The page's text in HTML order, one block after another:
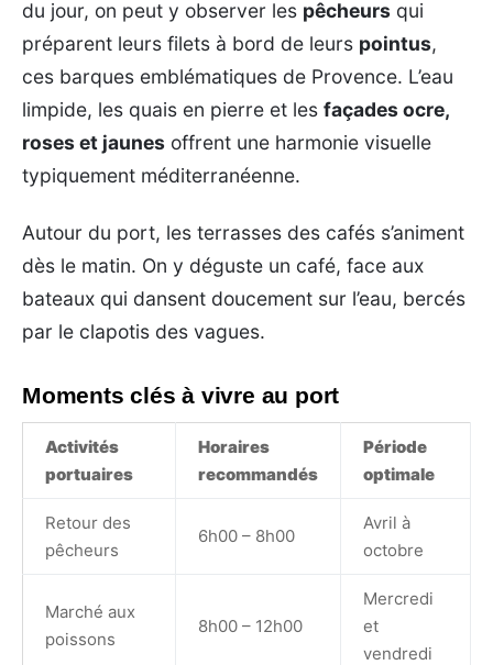
du jour, on peut y observer les pêcheurs qui
préparent leurs filets à bord de leurs pointus,
ces barques emblématiques de Provence. L’eau
limpide, les quais en pierre et les façades ocre,
roses et jaunes offrent une harmonie visuelle
typiquement méditerranéenne.
Autour du port, les terrasses des cafés s’animent
dès le matin. On y déguste un café, face aux
bateaux qui dansent doucement sur l’eau, bercés
par le clapotis des vagues.
Moments clés à vivre au port
Activités
portuaires
Horaires
recommandés
Période
optimale
Retour des
pêcheurs
6h00 – 8h00
Avril à
octobre
Marché aux
poissons
8h00 – 12h00
Mercredi
et
vendredi